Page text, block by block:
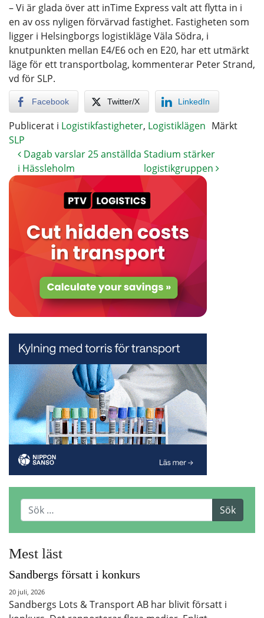
– Vi är glada över att inTime Express valt att flytta in i
en av oss nyligen förvärvad fastighet. Fastigheten som
ligger i Helsingborgs logistikläge Väla Södra, i
knutpunkten mellan E4/E6 och en E20, har ett utmärkt
läge för ett transportbolag, kommenterar Peter Strand,
vd för SLP.
Facebook Twitter/X LinkedIn
Publicerat i Logistikfastigheter, Logistiklägen Märkt
SLP
Dagab varslar 25 anställda
i Hässleholm
Stadium stärker
logistikgruppen
Mest läst
Sandbergs försatt i konkurs
20 juli, 2026
Sandbergs Lots & Transport AB har blivit försatt i